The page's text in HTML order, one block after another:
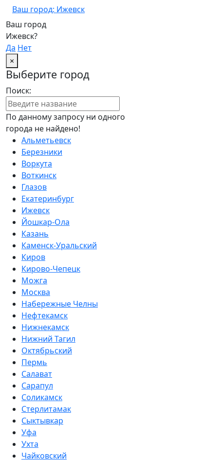
Ваш город: Ижевск
Ваш город
Ижевск?
Да Нет
×
Выберите город
Поиск:
По данному запросу ни одного
города не найдено!
Альметьевск
Березники
Воркута
Воткинск
Глазов
Екатеринбург
Ижевск
Йошкар-Ола
Казань
Каменск-Уральский
Киров
Кирово-Чепецк
Можга
Москва
Набережные Челны
Нефтекамск
Нижнекамск
Нижний Тагил
Октябрьский
Пермь
Салават
Сарапул
Соликамск
Стерлитамак
Сыктывкар
Уфа
Ухта
Чайковский